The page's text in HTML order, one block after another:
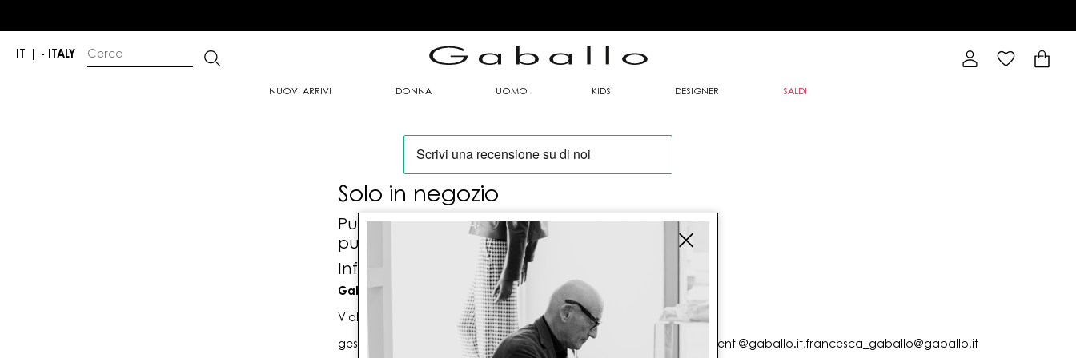
IT - ITALY
NUOVI ARRIVI DONNA UOMO KIDS DESIGNER SALDI
Solo in negozio
Puoi trovare questo articolo solo presso i nostri
punti vendita:
Info contatti
Gaballo Mario srl
Viale G. Matteotti n. 23 00053 Civitavecchia (RM)
gestioneordini@gaballo.it,customercare@sellmasters.it,assistenzaclienti@gaballo.it,francesca_gaballo@gaballo.it